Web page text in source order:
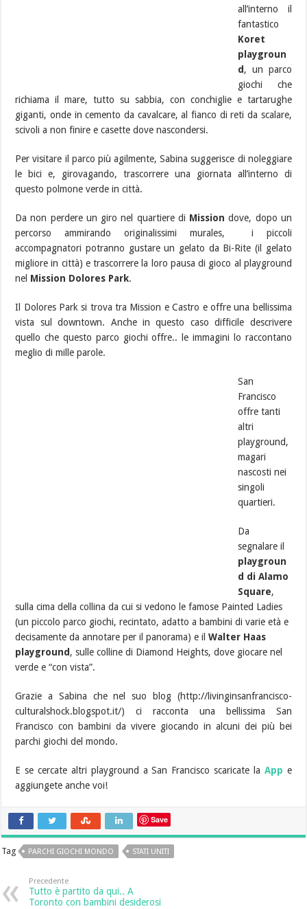
all’interno il
fantastico
Koret
playgroun
d , un parco
giochi che
richiama il mare, tutto su sabbia, con conchiglie e tartarughe
giganti, onde in cemento da cavalcare, al fianco di reti da scalare,
scivoli a non finire e casette dove nascondersi.
Per visitare il parco più agilmente, Sabina suggerisce di noleggiare
le bici e, girovagando, trascorrere una giornata all’interno di
questo polmone verde in città.
Da non perdere un giro nel quartiere di Mission dove, dopo un
percorso ammirando originalissimi murales, i piccoli
accompagnatori potranno gustare un gelato da Bi-Rite (il gelato
migliore in città) e trascorrere la loro pausa di gioco al playground
nel Mission Dolores Park.
Il Dolores Park si trova tra Mission e Castro e offre una bellissima
vista sul downtown. Anche in questo caso difficile descrivere
quello che questo parco giochi offre.. le immagini lo raccontano
meglio di mille parole.
San
Francisco
offre tanti
altri
playground,
magari
nascosti nei
singoli
quartieri.
Da
segnalare il
playgroun
d di Alamo
Square,
sulla cima della collina da cui si vedono le famose Painted Ladies
(un piccolo parco giochi, recintato, adatto a bambini di varie età e
decisamente da annotare per il panorama) e ilWalter Haas
playground , sulle colline di Diamond Heights, dove giocare nel
verde e “con vista”.
Grazie a Sabina che nel suo blog (http://livinginsanfrancisco-
culturalshock.blogspot.it/) ci racconta una bellissima San
Francisco con bambini da vivere giocando in alcuni dei più bei
parchi giochi del mondo.
E se cercate altri playground a San Francisco scaricate la App e
aggiungete anche voi!
Save
Tag PARCHI GIOCHI MONDO STATI UNITI
Precedente
Tutto è partito da qui.. A
Toronto con bambini desiderosi